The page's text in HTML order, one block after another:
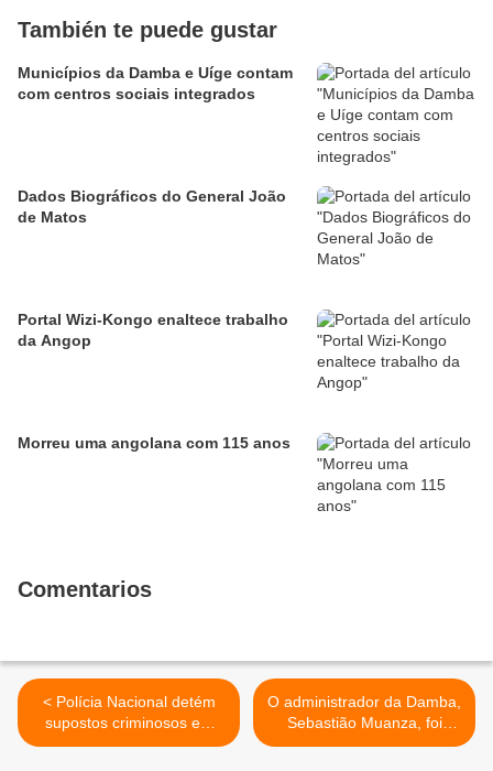
También te puede gustar
Municípios da Damba e Uíge contam
com centros sociais integrados
Dados Biográficos do General João
de Matos
Portal Wizi-Kongo enaltece trabalho
da Angop
Morreu uma angolana com 115 anos
Comentarios
< Polícia Nacional detém
supostos criminosos em
Mucaba
O administrador da Damba,
Sebastião Muanza, foi
substituido. >